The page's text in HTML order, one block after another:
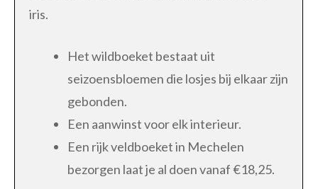
iris.
Het wildboeket bestaat uit
seizoensbloemen die losjes bij elkaar zijn
gebonden.
Een aanwinst voor elk interieur.
Een rijk veldboeket in Mechelen
bezorgen laat je al doen vanaf €18,25.